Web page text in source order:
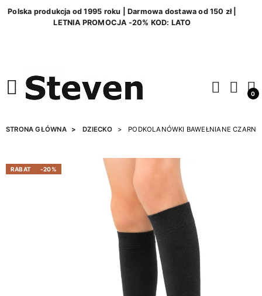
Polska produkcja od 1995 roku | Darmowa dostawa od 150 zł |
LETNIA PROMOCJA -20% KOD: LATO
0
STRONA GŁÓWNA DZIECKO PODKOLANÓWKI BAWEŁNIANE CZARNE
RABAT -20%